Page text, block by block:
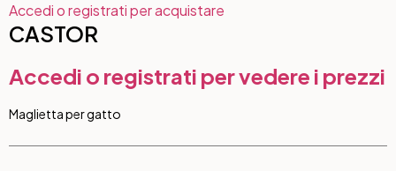
Accedi o registrati per acquistare
CASTOR
Accedi o registrati per vedere i prezzi
Maglietta per gatto